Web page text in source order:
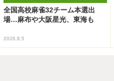
全国高校麻雀32チーム本選出
場…麻布や大阪星光、東海も
2026.8.5